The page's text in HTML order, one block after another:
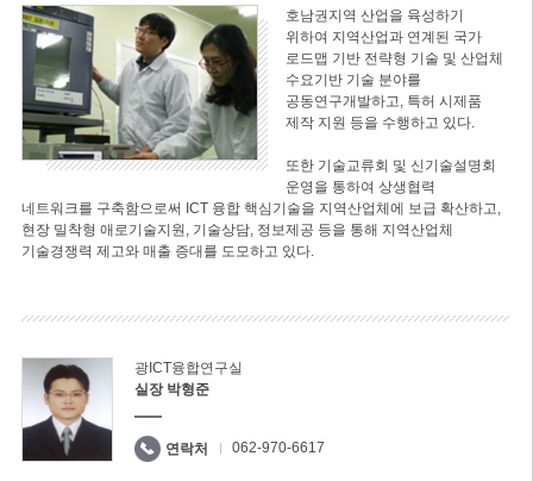
호남권지역 산업을 육성하기
위하여 지역산업과 연계된 국가
로드맵 기반 전략형 기술 및 산업체
수요기반 기술 분야를
공동연구개발하고, 특허 시제품
제작 지원 등을 수행하고 있다.
또한 기술교류회 및 신기술설명회
운영을 통하여 상생협력
네트워크를 구축함으로써 ICT 융합 핵심기술을 지역산업체에 보급 확산하고,
현장 밀착형 애로기술지원, 기술상담, 정보제공 등을 통해 지역산업체
기술경쟁력 제고와 매출 증대를 도모하고 있다.
광ICT융합연구실
실장 박형준
연락처 062-970-6617